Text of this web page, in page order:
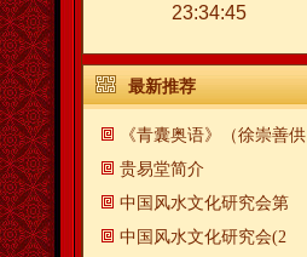
23:34:45
最新推荐
《青囊奥语》（徐崇善供
贵易堂简介
中国风水文化研究会第
中国风水文化研究会(2